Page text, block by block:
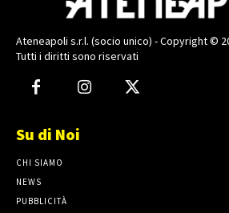
Ateneapoli s.r.l. (socio unico) - Copyright ©
Tutti i diritti sono riservati
Su di Noi
CHI SIAMO
NEWS
PUBBLICITÀ